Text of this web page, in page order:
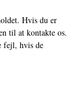
Hvis du er
til at kontakte os.
fejl, hvis de